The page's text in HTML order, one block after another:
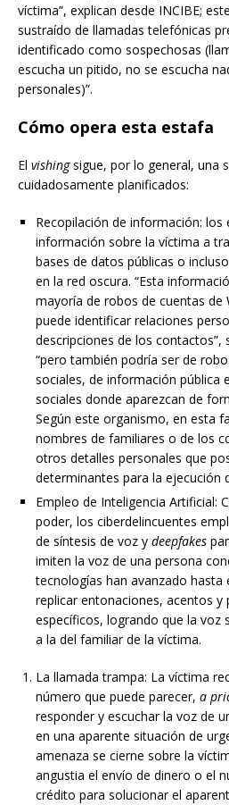
víctima”, explican desde INCIBE;
sustraído de llamadas telefónicas
identificado como sospechosas
escucha un pitido, no se escucha
personales)”.
Cómo opera esta estafa
El vishingsigue, por lo general, una
cuidadosamente planificados:
Recopilación de información:
información sobre la víctima a
bases de datos públicas o
en la red oscura. “Esta
mayoría de robos de cuentas de
puede identificar relaciones
descripciones de los contactos”,
“pero también podría ser de
sociales, de información pública
sociales donde aparezcan de
Según este organismo, en esta
nombres de familiares o de los
otros detalles personales que
determinantes para la ejecución
Empleo de Inteligencia Artificial:
poder, los ciberdelincuentes
de síntesis de voz y deepfakes
imiten la voz de una persona
tecnologías han avanzado hasta
replicar entonaciones, acentos y
específicos, logrando que la voz
a la del familiar de la víctima.
La llamada trampa: La víctima
número que puede parecer, a
responder y escuchar la voz de
en una aparente situación de
amenaza se cierne sobre la
angustia el envío de dinero o el
crédito para solucionar el